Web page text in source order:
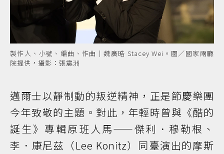
製作人、小號、編曲、作曲｜魏廣晧 Stacey Wei。圖／國家兩廳
院提供，攝影：張震洲
邁爾士以靜制動的叛逆精神，正是節慶樂團
今年致敬的主題。對此，年輕時曾與《酷的
誕生》專輯原班人馬——傑利．穆勒根、
李．康尼茲（Lee Konitz）同臺演出的摩斯